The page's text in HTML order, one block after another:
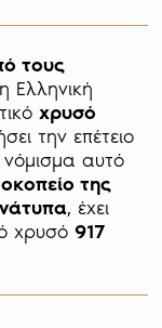
τους
Ελληνική
χρυσό
την επέτειο
αυτό
της
, έχει
χρυσό 917